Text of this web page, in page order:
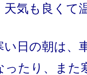
天気も良くて
い日の朝は、
ったり、また